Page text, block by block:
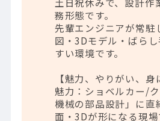
務形態です。
先輩エンジニアが常駐
図・3Dモデル・ばら
すい環境です。
【魅力、やりがい、身
魅力：ショベルカー/
機械の部品設計」に直
面・3Dが形になる現